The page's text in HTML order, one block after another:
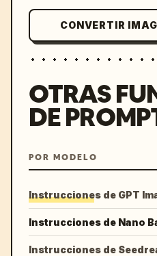
CONVERTIR
OTRAS
DE
POR MODELO
Instrucciones de GPT
Instrucciones de Nano
Instrucciones de